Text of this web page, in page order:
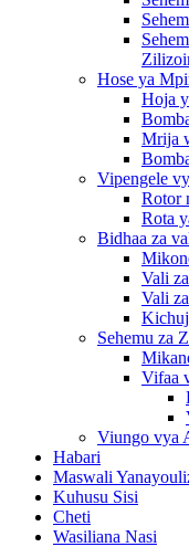
Hose ya
Hoja
Mrija
Vipengele
Rotor
Rota
Bidhaa za
Vali
Vali
Sehemu za
Vifaa
Viungo vya
Habari
Maswali
Kuhusu Sisi
Cheti
Wasiliana Nasi